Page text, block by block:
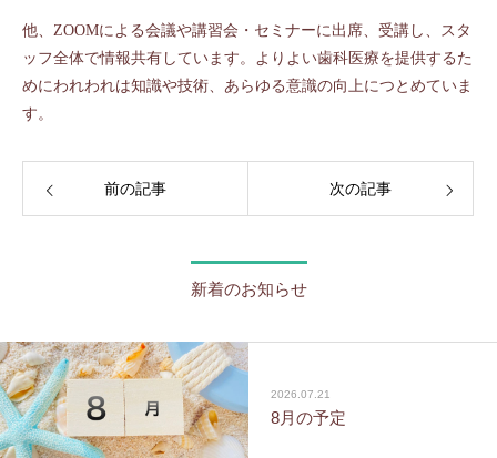
他、ZOOMによる会議や講習会・セミナーに出席、受講し、スタ
ッフ全体で情報共有しています。よりよい歯科医療を提供するた
めにわれわれは知識や技術、あらゆる意識の向上につとめていま
す。
前の記事 次の記事
新着のお知らせ
2026.07.21
8月の予定